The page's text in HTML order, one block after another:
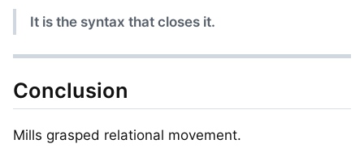
It is the syntax that closes it.
Conclusion
Mills grasped relational movement.